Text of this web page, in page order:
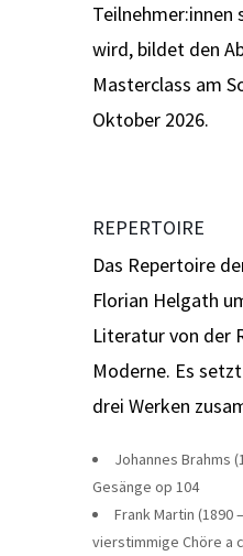
wird, bildet den
Masterclass am
Oktober 2026.
REPERTOIRE
Das Repertoire
Florian Helgath
Literatur von der
Moderne. Es
drei Werken
Johannes Brahms
Gesänge op 104
Frank Martin (1890
vierstimmige Chöre a